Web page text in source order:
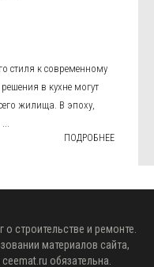
стиля к современному
в кухне могут
жилища. В эпоху,
ПОДРОБНЕЕ
о строительстве и ремонте.
материалов сайта,
ceemat.ru обязательна.